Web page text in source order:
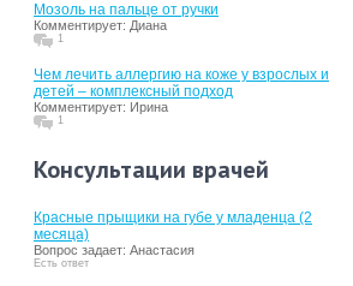
Мозоль на пальце от ручки
Комментирует: Диана
1
Чем лечить аллергию на коже у взрослых и
детей – комплексный подход
Комментирует: Ирина
1
Консультации врачей
Красные прыщики на губе у младенца (2
месяца)
Вопрос задает: Анастасия
Есть ответ